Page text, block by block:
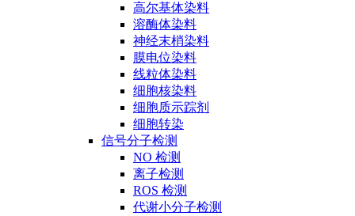
高尔基体染料
溶酶体染料
神经末梢染料
膜电位染料
线粒体染料
细胞核染料
细胞质示踪剂
细胞转染
信号分子检测
NO 检测
离子检测
ROS 检测
代谢小分子检测